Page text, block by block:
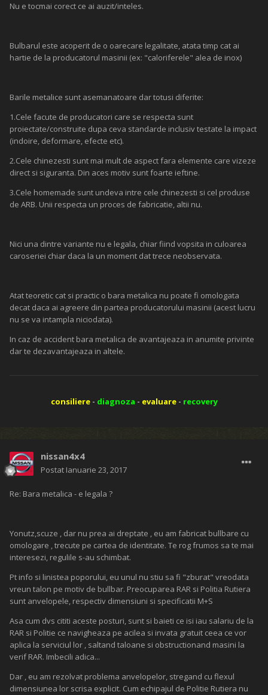
Nu e tocmai corect ce ai auzit/inteles.
Bulbarul este acoperit de o oarecare legalitate, atata timp cat ai
hartie de la producatorul masinii (ex: "caloriferele" alea de inox)
Barile metalice sunt asemanatoare dar totusi diferite:
1.Cele facute de producatori care se respecta sunt
proiectate/construite dupa ceva standarde inclusiv testate la impact
(indoire, deformare, efecte etc).
2.Cele chinezesti sunt mai mult de aspect fara elemente care vizeze
direct si siguranta. Din aces motiv sunt foarte ieftine.
3.Cele homemade sunt undeva intre cele chinezesti si cel produse
de ARB. Unii respecta un proces de fabricatie, altii nu.
Nici una dintre variante nu e legala, chiar fiind vopsita in culoarea
caroseriei chiar daca la un moment dat trece neobservata.
Atat teoretic cat si practic o bara metalica nu poate fi omologata
decat daca ai agreere din partea producatorului masinii (acest lucru
nu se va intampla niciodata).
In caz de accident bara metalica de avantajeaza in anumite privinte
dar te dezavantajeaza in altele.
consiliere- diagnoza - evaluare- recovery
nissan4x4
Postat Ianuarie 23, 2017
Re: Bara metalica - e legala ?
Yonutz,scuze , dar nu prea ai dreptate , eu am fabricat bullbare cu
omologare , trecute pe cartea de identitate. Te rog frumos sa te mai
interesezi, regulile s-au schimbat.
Pt info si linistea poporului, eu unul nu stiu sa fi "zburat" vreodata
vreun talon pe motiv de bullbar. Preocuparea RAR si Politia Rutiera
sunt anvelopele, respectiv dimensiuni si specificatii M+S
Asa cum dvs cititi aceste posturi, sunt si baieti ce isi iau salariu de la
RAR si Politie ce navigheaza pe acilea si invata gratuit ceea ce vor
aplica la serviciul lor , saltand taloane si obstructionand masini la
verif RAR. Imbecili adica...
Dar , eu am rezolvat problema anvelopelor, stregand cu flexul
dimensiunea lor scrisa explicit. Cum echipajul de Politie Rutiera nu